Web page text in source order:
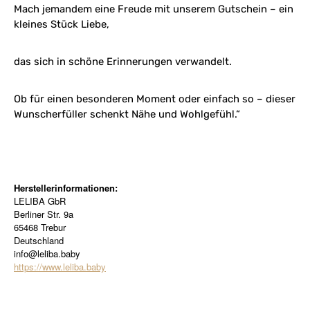
Mach jemandem eine Freude mit unserem Gutschein – ein
kleines Stück Liebe,
das sich in schöne Erinnerungen verwandelt.
Ob für einen besonderen Moment oder einfach so – dieser
Wunscherfüller schenkt Nähe und Wohlgefühl.“
Herstellerinformationen:
LELIBA GbR
Berliner Str. 9a
65468 Trebur
Deutschland
info@leliba.baby
https://www.leliba.baby